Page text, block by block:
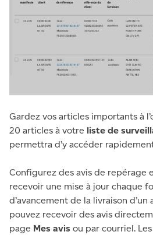
Gardez vos articles importants à
20 articles à votre liste de
permettra d’y accéder rapidement
Configurez des avis de repérage
recevoir une mise à jour chaque
d’avancement de la livraison d’un
pouvez recevoir des avis
page Mes avis ou par courriel.